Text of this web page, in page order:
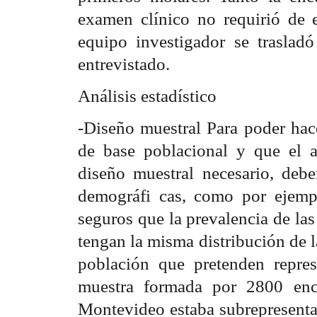
examen clínico no requirió de
equipo investigador se
entrevistado.
Análisis estadístico
-Diseño muestral Para poder
de base poblacional y que el
diseño muestral necesario,
demográfi cas, como por
seguros que la prevalencia de
tengan la misma distribución de
población que pretenden
muestra formada por 2800
Montevideo estaba